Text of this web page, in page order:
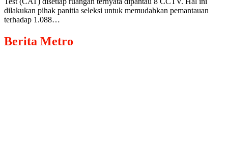
dilakukan pihak panitia seleksi untuk memudahkan pemantauan
terhadap 1.088…
Berita Metro